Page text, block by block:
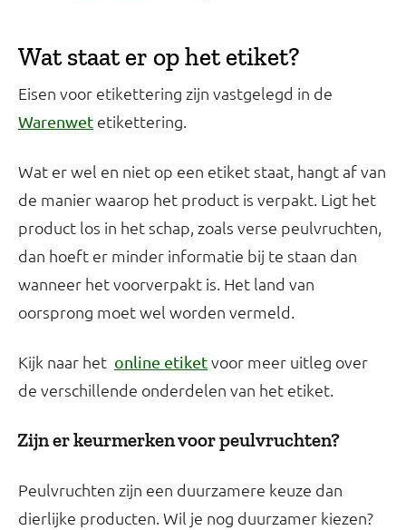
Wat staat er op het etiket?
Eisen voor etikettering zijn vastgelegd in de
Warenwet etikettering.
Wat er wel en niet op een etiket staat, hangt af van
de manier waarop het product is verpakt. Ligt het
product los in het schap, zoals verse peulvruchten,
dan hoeft er minder informatie bij te staan dan
wanneer het voorverpakt is. Het land van
oorsprong moet wel worden vermeld.
Kijk naar het online etiketvoor meer uitleg over
de verschillende onderdelen van het etiket.
Zijn er keurmerken voor peulvruchten?
Peulvruchten zijn een duurzamere keuze dan
dierlijke producten. Wil je nog duurzamer kiezen?